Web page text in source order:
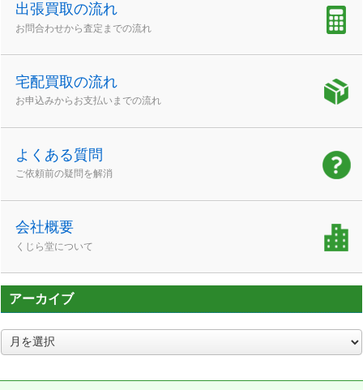
出張買取の流れ
お問合わせから査定までの流れ
宅配買取の流れ
お申込みからお支払いまでの流れ
よくある質問
ご依頼前の疑問を解消
会社概要
くじら堂について
アーカイブ
ア
ー